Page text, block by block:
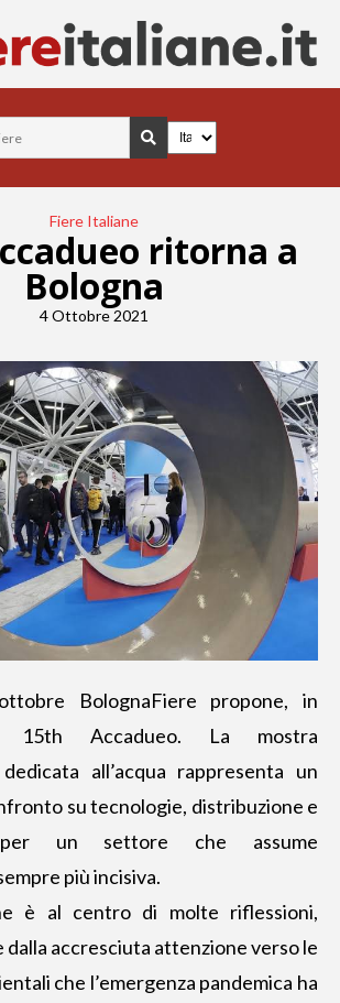
Fiere Italiane
ritorna a
Bologna
4 Ottobre 2021
BolognaFiere propone, in
15th Accadueo. La mostra
all’acqua rappresenta un
su tecnologie, distribuzione e
per un settore che assume
più incisiva.
è al centro di molte riflessioni,
dalla accresciuta attenzione verso le
che l’emergenza pandemica ha